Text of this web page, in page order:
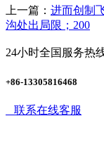
上一篇： 进而创制
沟处出局限；200
24小时全国服务热
+86-13305816468
联系在线客服